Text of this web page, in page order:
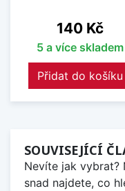
Cena
140 Kč
5 a více skladem
Přidat do košíku
SOUVISEJÍCÍ
Nevíte jak vybrat?
snad najdete, co